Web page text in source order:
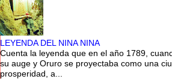
LEYENDA DEL NINA NINA
Cuenta la leyenda que en el año 1789,
su auge y Oruro se proyectaba como una
prosperidad, a...